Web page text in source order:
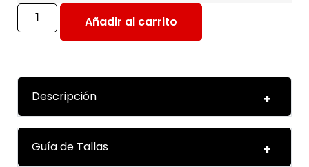
Añadir al carrito
Descripción
Guía de Tallas